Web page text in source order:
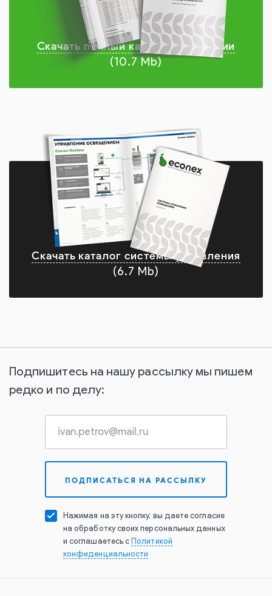
Скачать полный каталог продукции
(10.7 Mb)
Скачать каталог системы управления
(6.7 Mb)
Подпишитесь на нашу рассылку мы пишем
редко и по делу:
Нажимая на эту кнопку, вы даете согласие
на обработку своих персональных данных
и соглашаетесь с Политикой
конфиденциальности